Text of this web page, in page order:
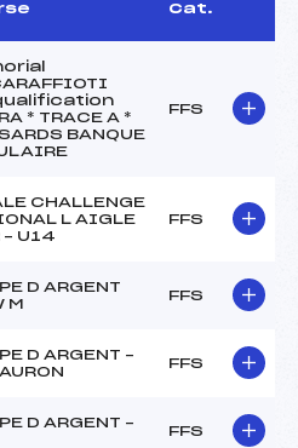
Cat.
* TRACE A *
BANQUE
FFS
CHALLENGE
L AIGLE
– U14
FFS
D ARGENT
M
FFS
D ARGENT –
FFS
D ARGENT –
FFS